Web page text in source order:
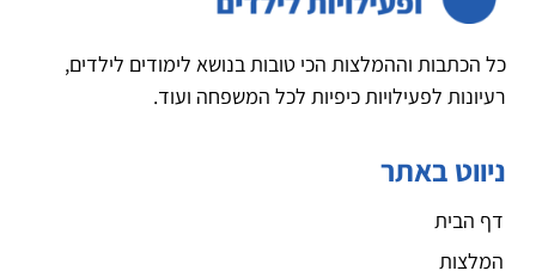
כל הכתבות וההמלצות הכי טובות בנושא לימודים לילדים,
רעיונות לפעילויות כיפיות לכל המשפחה ועוד.
ניווט באתר
דף הבית
המלצות